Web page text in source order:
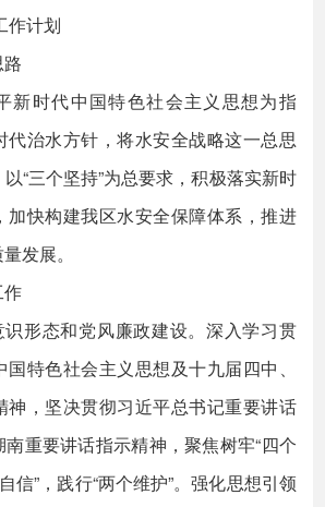
作计划
路
新时代中国特色社会主义思想为指
代治水方针，将水安全战略这一总思
“三个坚持”为总要求，积极落实新时
加快构建我区水安全保障体系，推进
发展。
作
形态和党风廉政建设。深入学习贯
特色社会主义思想及十九届四中、
神，坚决贯彻习近平总书记重要讲话
重要讲话指示精神，聚焦树牢“四个
信”，践行“两个维护”。强化思想引领